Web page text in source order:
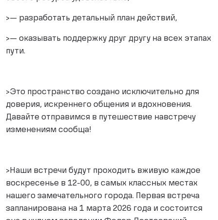
>— разработать детальный план действий,
>— оказывать поддержку друг другу на всех этапах
пути.
>Это пространство создано исключительно для
доверия, искреннего общения и вдохновения.
Давайте отправимся в путешествие навстречу
изменениям сообща!
>Наши встречи будут проходить вживую каждое
воскресенье в 12-00, в самых классных местах
нашего замечательного города. Первая встреча
запланирована на 1 марта 2026 года и состоится